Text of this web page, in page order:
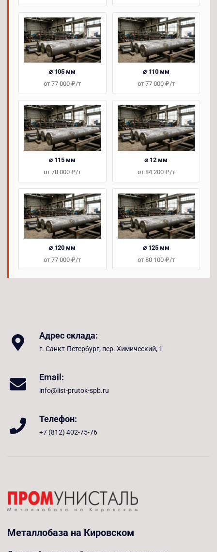
⌀ 105 мм
от 77 000 ₽/т
⌀ 110 мм
от 77 000 ₽/т
⌀ 115 мм
от 78 000 ₽/т
⌀ 12 мм
от 84 200 ₽/т
⌀ 120 мм
от 77 000 ₽/т
⌀ 125 мм
от 80 100 ₽/т
Адрес склада:
г. Санкт-Петербург, пер. Химический, 1
Email:
info@list-prutok-spb.ru
Телефон:
+7 (812) 402-75-76
Металлобаза на Кировском